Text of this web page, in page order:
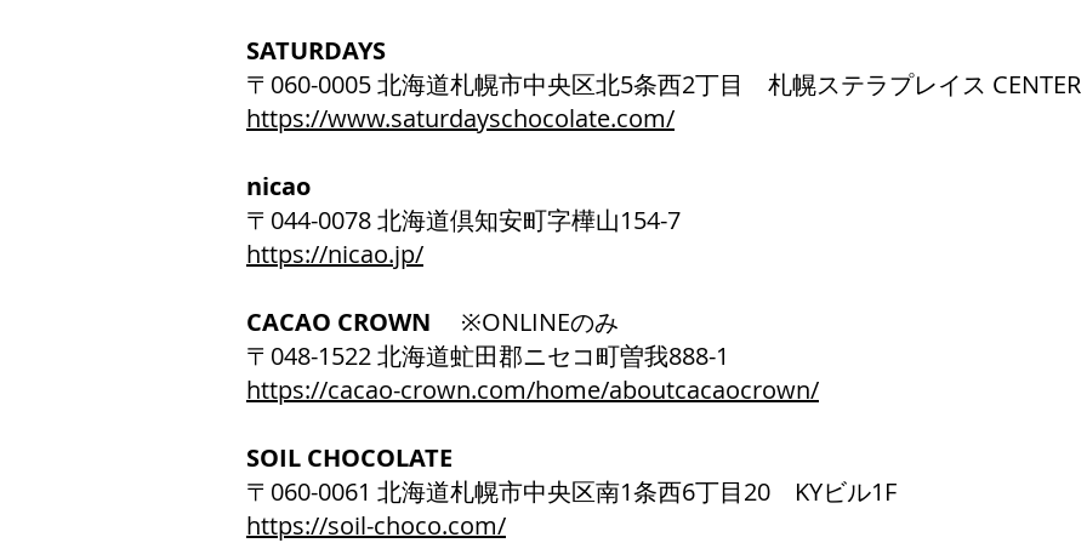
SATURDAYS
〒060-0005 北海道札幌市中央区北5条西2丁目 札幌ステラプレイス CENTER
https://www.saturdayschocolate.com/
nicao
〒044-0078 北海道倶知安町字樺山154-7
https://nicao.jp/
CACAO CROWN ※ONLINEのみ
〒048-1522 北海道虻田郡ニセコ町曽我888-1
https://cacao-crown.com/home/aboutcacaocrown/
SOIL CHOCOLATE
〒060-0061 北海道札幌市中央区南1条西6丁目20 KYビル1F
https://soil-choco.com/